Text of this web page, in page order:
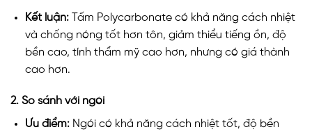
Kết luận:Tấm Polycarbonate có khả năng cách nhiệt
và chống nóng tốt hơn tôn, giảm thiểu tiếng ồn, độ
bền cao, tính thẩm mỹ cao hơn, nhưng có giá thành
cao hơn.
2. So sánh với ngói
Ưu điểm:Ngói có khả năng cách nhiệt tốt, độ bền